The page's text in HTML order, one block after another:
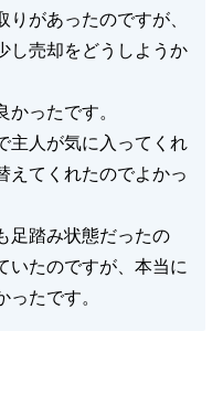
があったのですが、
し売却をどうしようか
ったです。
主人が気に入ってくれ
えてくれたのでよかっ
足踏み状態だったの
いたのですが、本当に
たです。